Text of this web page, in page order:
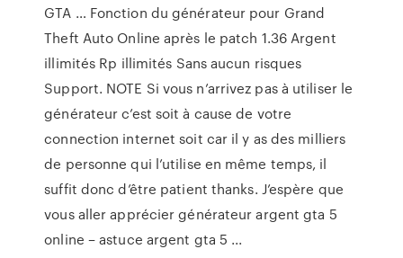
GTA … Fonction du générateur pour Grand
Theft Auto Online après le patch 1.36 Argent
illimités Rp illimités Sans aucun risques
Support. NOTE Si vous n’arrivez pas à utiliser le
générateur c’est soit à cause de votre
connection internet soit car il y as des milliers
de personne qui l’utilise en même temps, il
suffit donc d’être patient thanks. J’espère que
vous aller apprécier générateur argent gta 5
online – astuce argent gta 5 ...